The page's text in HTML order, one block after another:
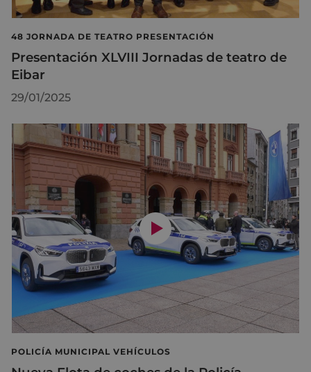
48 JORNADA DE TEATRO PRESENTACIÓN
Presentación XLVIII Jornadas de teatro de
Eibar
29/01/2025
POLICÍA MUNICIPAL VEHÍCULOS